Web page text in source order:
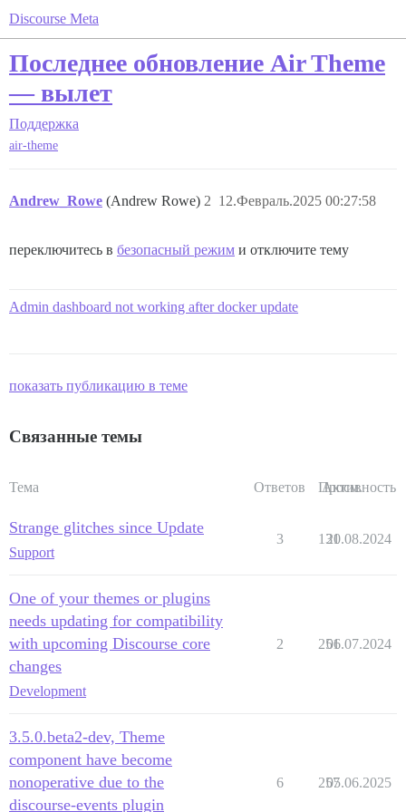
Discourse Meta
Последнее обновление Air Theme
— вылет
Поддержка
air-theme
Andrew_Rowe (Andrew Rowe) 12.Февраль.2025 00:27:58
2
переключитесь в безопасный режим и отключите тему
Admin dashboard not working after docker update
показать публикацию в теме
Связанные темы
Тема Ответов Просм.
Активность
Strange glitches since Update
Support
3 131
20.08.2024
One of your themes or plugins
needs updating for compatibility
with upcoming Discourse core
changes
Development
2 251
06.07.2024
3.5.0.beta2-dev, Theme
component have become
nonoperative due to the
discourse-events plugin
6 257
05.06.2025